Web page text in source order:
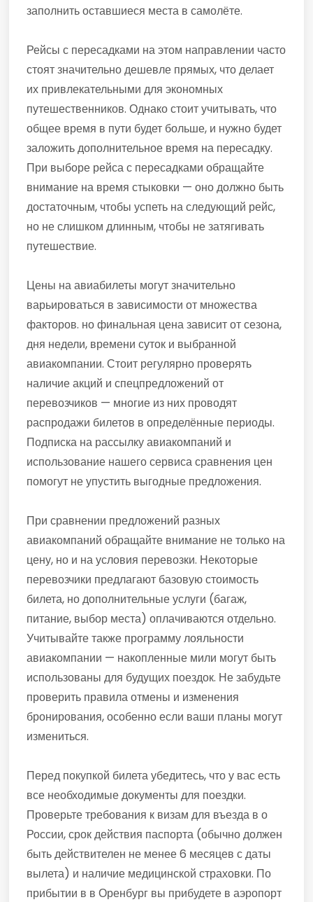
заполнить оставшиеся места в самолёте.
Рейсы с пересадками на этом направлении часто
стоят значительно дешевле прямых, что делает
их привлекательными для экономных
путешественников. Однако стоит учитывать, что
общее время в пути будет больше, и нужно будет
заложить дополнительное время на пересадку.
При выборе рейса с пересадками обращайте
внимание на время стыковки — оно должно быть
достаточным, чтобы успеть на следующий рейс,
но не слишком длинным, чтобы не затягивать
путешествие.
Цены на авиабилеты могут значительно
варьироваться в зависимости от множества
факторов. но финальная цена зависит от сезона,
дня недели, времени суток и выбранной
авиакомпании. Стоит регулярно проверять
наличие акций и спецпредложений от
перевозчиков — многие из них проводят
распродажи билетов в определённые периоды.
Подписка на рассылку авиакомпаний и
использование нашего сервиса сравнения цен
помогут не упустить выгодные предложения.
При сравнении предложений разных
авиакомпаний обращайте внимание не только на
цену, но и на условия перевозки. Некоторые
перевозчики предлагают базовую стоимость
билета, но дополнительные услуги (багаж,
питание, выбор места) оплачиваются отдельно.
Учитывайте также программу лояльности
авиакомпании — накопленные мили могут быть
использованы для будущих поездок. Не забудьте
проверить правила отмены и изменения
бронирования, особенно если ваши планы могут
измениться.
Перед покупкой билета убедитесь, что у вас есть
все необходимые документы для поездки.
Проверьте требования к визам для въезда в о
России, срок действия паспорта (обычно должен
быть действителен не менее 6 месяцев с даты
вылета) и наличие медицинской страховки. По
прибытии в в Оренбург вы прибудете в аэропорт